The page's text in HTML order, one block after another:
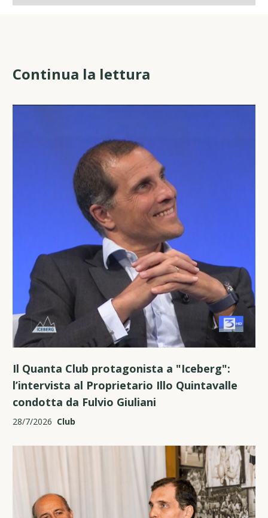
Continua la lettura
Il Quanta Club protagonista a "Iceberg":
l’intervista al Proprietario Illo Quintavalle
condotta da Fulvio Giuliani
28/7/2026 Club